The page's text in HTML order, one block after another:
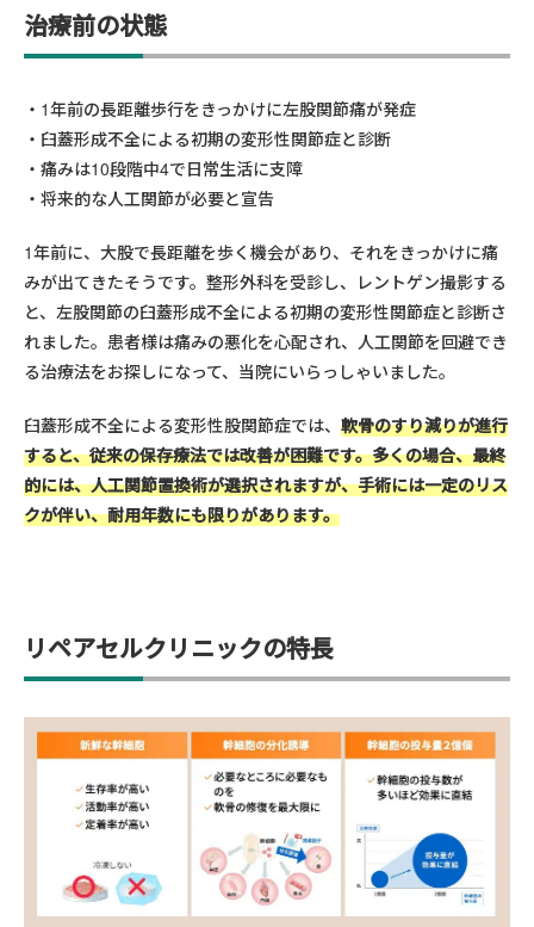
治療前の状態
1年前の長距離歩行をきっかけに左股関節痛が発症
臼蓋形成不全による初期の変形性関節症と診断
痛みは10段階中4で日常生活に支障
将来的な人工関節が必要と宣告
1年前に、大股で長距離を歩く機会があり、それをきっかけに痛
みが出てきたそうです。整形外科を受診し、レントゲン撮影する
と、左股関節の臼蓋形成不全による初期の変形性関節症と診断さ
れました。患者様は痛みの悪化を心配され、人工関節を回避でき
る治療法をお探しになって、当院にいらっしゃいました。
臼蓋形成不全による変形性股関節症では、 軟骨のすり減りが進行
すると、従来の保存療法では改善が困難です。多くの場合、最終
的には、人工関節置換術が選択されますが、手術には一定のリス
クが伴い、耐用年数にも限りがあります。
リペアセルクリニックの特長